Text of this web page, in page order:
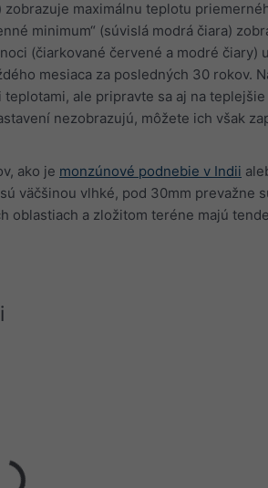
maximálnu teplotu
minimum“ (súvislá modrá čiara)
(čiarkované červené a modré čiary)
mesiaca za posledných 30 rokov.
ale pripravte sa aj na teplejšie
nezobrazujú, môžete ich však
ako je monzúnové podnebie v Indii
väčšinou vlhké, pod 30mm prevažne
oblastiach a zložitom teréne majú